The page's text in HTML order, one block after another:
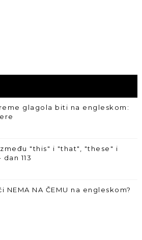
glagola biti na engleskom:
"this" i "that", "these" i
113
NEMA NA ČEMU na engleskom?